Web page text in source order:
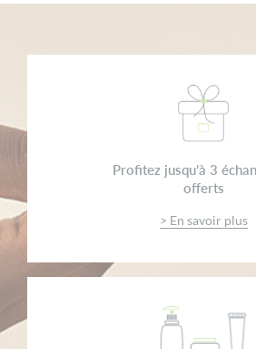
Profitez jusqu’à 3
offerts
> En savoir plus